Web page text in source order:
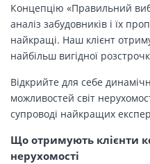
Концепцію «Правильний
аналіз забудовників і їх
найкращі. Наш клієнт
найбільш вигідної
Відкрийте для себе
можливостей світ
супроводі найкращих
Що отримують клієнти
нерухомості